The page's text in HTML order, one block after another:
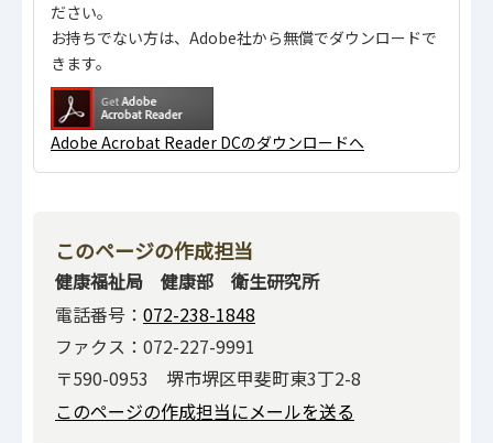
ださい。
お持ちでない方は、Adobe社から無償でダウンロードで
きます。
Adobe Acrobat Reader DCのダウンロードへ
このページの作成担当
健康福祉局 健康部 衛生研究所
電話番号： 072-238-1848
ファクス：072-227-9991
〒590-0953 堺市堺区甲斐町東3丁2-8
このページの作成担当にメールを送る